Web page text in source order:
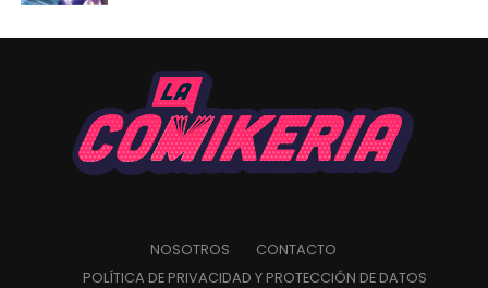
NOSOTROS
CONTACTO
POLÍTICA DE PRIVACIDAD Y PROTECCIÓN DE DATOS